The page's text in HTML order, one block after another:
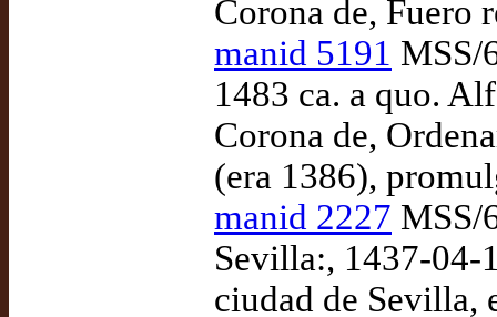
Corona de, Fuero
manid 5191 MSS/
1483 ca. a quo.
Corona de,
(era 1386),
manid 2227 MSS/
Sevilla:, 1437-04-
ciudad de Sevilla,